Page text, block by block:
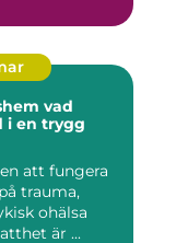
vad
i en trygg
att fungera
trauma,
ohälsa
är ...